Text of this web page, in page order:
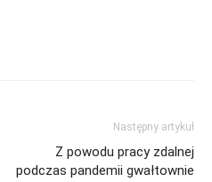
Następny artykuł
Z powodu pracy zdalnej
podczas pandemii gwałtownie